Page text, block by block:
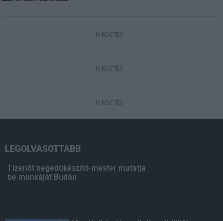
HIRDETÉS
HIRDETÉS
HIRDETÉS
LEGOLVASOTTABB
Tizenöt hegedűkészítő-mester mutatja
be munkáját Budán